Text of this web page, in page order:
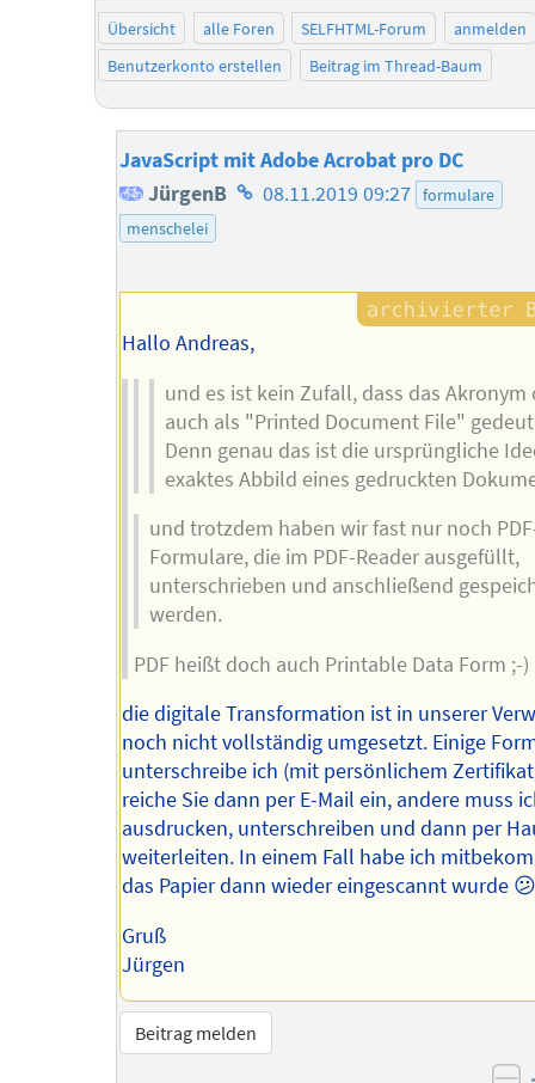
Übersicht alle Foren SELFHTML-Forum
anmelden
Benutzerkonto erstellen
Beitrag im Thread-Baum
JavaScript mit Adobe Acrobat pro DC
JürgenB Homepage
08.11.2019 09:27 formulare
menschelei
Hallo Andreas,
und es ist kein Zufall, dass das Akronym
auch als "Printed Document File"
Denn genau das ist die ursprüngliche
exaktes Abbild eines gedruckten
und trotzdem haben wir fast nur noch
Formulare, die im PDF-Reader ausgefüllt,
unterschrieben und anschließend
werden.
PDF heißt doch auch Printable Data Form ;-)
die digitale Transformation ist in unserer
noch nicht vollständig umgesetzt. Einige
unterschreibe ich (mit persönlichem
reiche Sie dann per E-Mail ein, andere muss
ausdrucken, unterschreiben und dann per
weiterleiten. In einem Fall habe ich
das Papier dann wieder eingescannt wurde
Gruß
Jürgen
Beitrag melden